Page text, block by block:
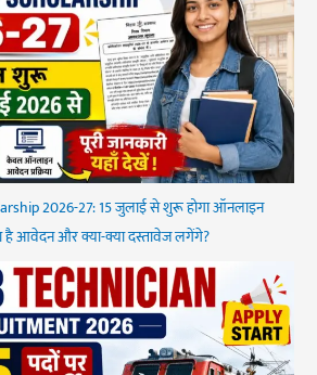
2026-27: 15 जुलाई से शुरू होगा ऑनलाइन
आवेदन और क्या-क्या दस्तावेज लगेंगे?